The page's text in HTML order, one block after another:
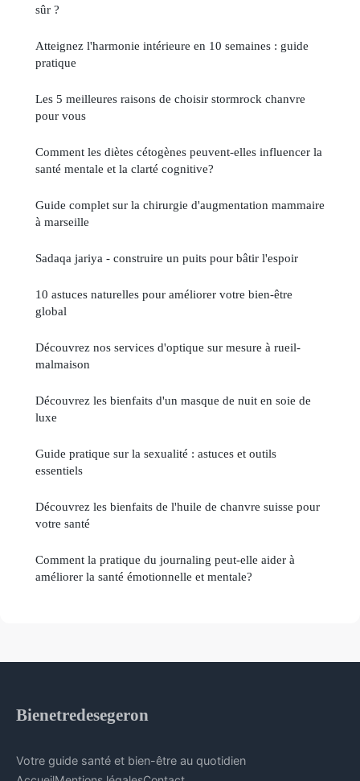
sûr ?
Atteignez l'harmonie intérieure en 10 semaines : guide
pratique
Les 5 meilleures raisons de choisir stormrock chanvre
pour vous
Comment les diètes cétogènes peuvent-elles influencer la
santé mentale et la clarté cognitive?
Guide complet sur la chirurgie d'augmentation mammaire
à marseille
Sadaqa jariya - construire un puits pour bâtir l'espoir
10 astuces naturelles pour améliorer votre bien-être
global
Découvrez nos services d'optique sur mesure à rueil-
malmaison
Découvrez les bienfaits d'un masque de nuit en soie de
luxe
Guide pratique sur la sexualité : astuces et outils
essentiels
Découvrez les bienfaits de l'huile de chanvre suisse pour
votre santé
Comment la pratique du journaling peut-elle aider à
améliorer la santé émotionnelle et mentale?
Bienetredesegeron
Votre guide santé et bien-être au quotidien